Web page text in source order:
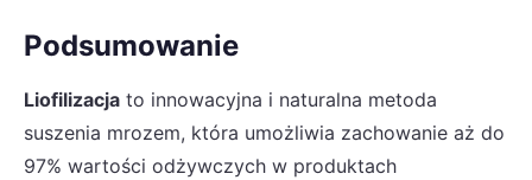
Podsumowanie
Liofilizacja to innowacyjna i naturalna metoda
suszenia mrozem, która umożliwia zachowanie aż do
97% wartości odżywczych w produktach